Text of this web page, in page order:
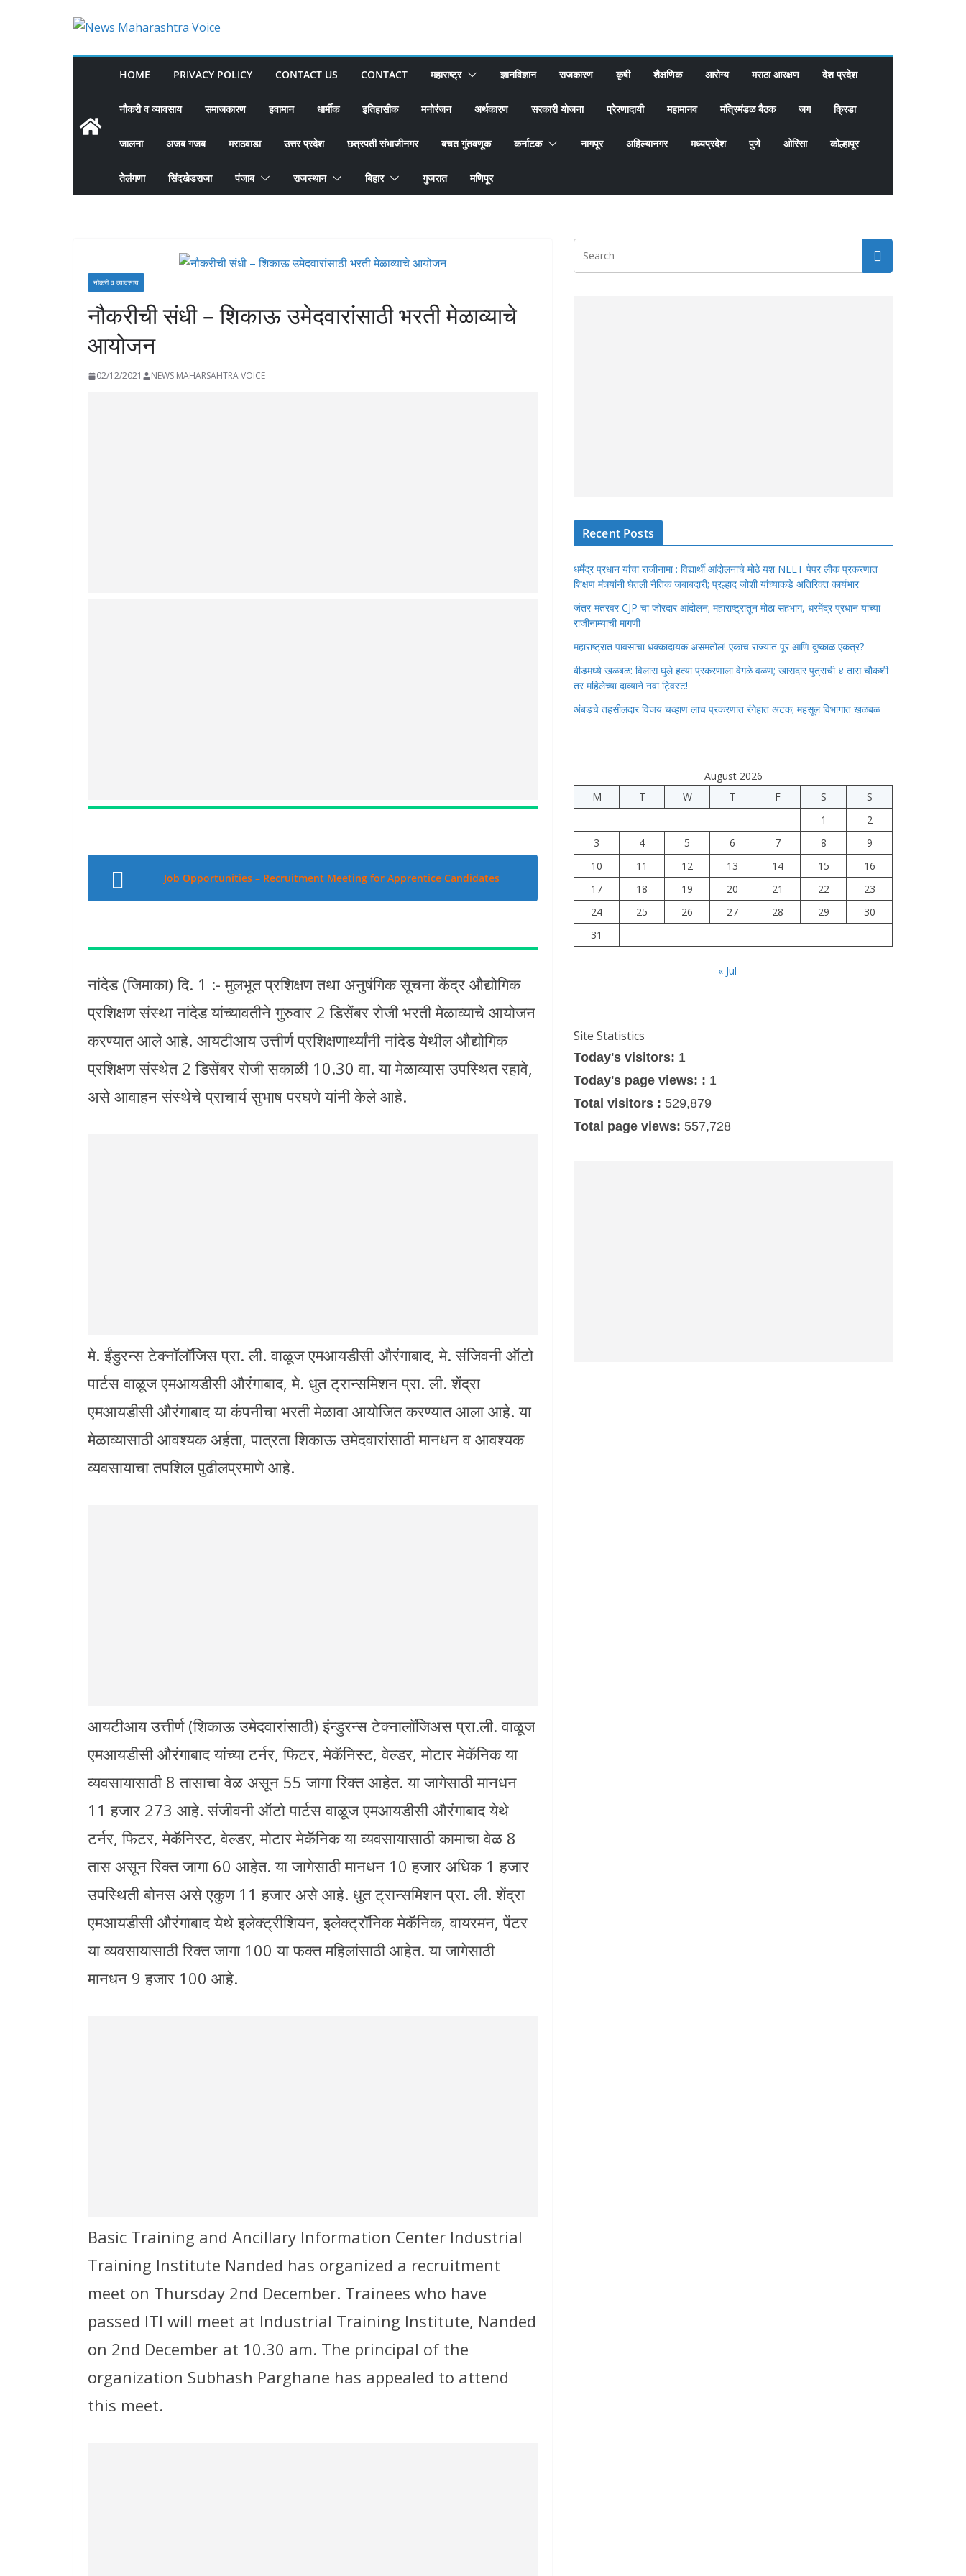
HOME PRIVACY POLICY CONTACT US CONTACT महाराष्ट्र ज्ञानविज्ञान राजकारण कृषी शैक्षणिक आरोग्य मराठा आरक्षण देश प्रदेश
नौकरी व व्यावसाय समाजकारण हवामान धार्मीक इतिहासीक मनोरंजन अर्थकारण सरकारी योजना प्रेरणादायी महामानव मंत्रिमंडळ बैठक जग क्रिडा
जालना अजब गजब मराठवाडा उत्तर प्रदेश छत्रपती संभाजीनगर बचत गुंतवणूक कर्नाटक नागपूर अहिल्यानगर मध्यप्रदेश पुणे ओरिसा कोल्हापूर
तेलंगणा सिंदखेडराजा पंजाब राजस्थान बिहार गुजरात मणिपूर
नौकरी व व्यावसाय
नौकरीची संधी – शिकाऊ उमेदवारांसाठी भरती मेळाव्याचे
आयोजन
02/12/2021 NEWS MAHARSAHTRA VOICE
Job Opportunities – Recruitment Meeting for Apprentice Candidates
नांदेड (जिमाका) दि. 1 :- मुलभूत प्रशिक्षण तथा अनुषंगिक सूचना केंद्र औद्योगिक
प्रशिक्षण संस्था नांदेड यांच्यावतीने गुरुवार 2 डिसेंबर रोजी भरती मेळाव्याचे आयोजन
करण्यात आले आहे. आयटीआय उत्तीर्ण प्रशिक्षणार्थ्यांनी नांदेड येथील औद्योगिक
प्रशिक्षण संस्थेत 2 डिसेंबर रोजी सकाळी 10.30 वा. या मेळाव्यास उपस्थित रहावे,
असे आवाहन संस्थेचे प्राचार्य सुभाष परघणे यांनी केले आहे.
मे. ईंडुरन्स टेक्नॉलॉजिस प्रा. ली. वाळूज एमआयडीसी औरंगाबाद, मे. संजिवनी ऑटो
पार्टस वाळूज एमआयडीसी औरंगाबाद, मे. धुत ट्रान्समिशन प्रा. ली. शेंद्रा
एमआयडीसी औरंगाबाद या कंपनीचा भरती मेळावा आयोजित करण्यात आला आहे. या
मेळाव्यासाठी आवश्यक अर्हता, पात्रता शिकाऊ उमेदवारांसाठी मानधन व आवश्यक
व्यवसायाचा तपशिल पुढीलप्रमाणे आहे.
आयटीआय उत्तीर्ण (शिकाऊ उमेदवारांसाठी) इंन्डुरन्स टेक्नालॉजिअस प्रा.ली. वाळूज
एमआयडीसी औरंगाबाद यांच्या टर्नर, फिटर, मेकॅनिस्ट, वेल्डर, मोटार मेकॅनिक या
व्यवसायासाठी 8 तासाचा वेळ असून 55 जागा रिक्त आहेत. या जागेसाठी मानधन
11 हजार 273 आहे. संजीवनी ऑटो पार्टस वाळूज एमआयडीसी औरंगाबाद येथे
टर्नर, फिटर, मेकॅनिस्ट, वेल्डर, मोटार मेकॅनिक या व्यवसायासाठी कामाचा वेळ 8
तास असून रिक्त जागा 60 आहेत. या जागेसाठी मानधन 10 हजार अधिक 1 हजार
उपस्थिती बोनस असे एकुण 11 हजार असे आहे. धुत ट्रान्समिशन प्रा. ली. शेंद्रा
एमआयडीसी औरंगाबाद येथे इलेक्ट्रीशियन, इलेक्ट्रॉनिक मेकॅनिक, वायरमन, पेंटर
या व्यवसायासाठी रिक्त जागा 100 या फक्त महिलांसाठी आहेत. या जागेसाठी
मानधन 9 हजार 100 आहे.
Basic Training and Ancillary Information Center Industrial
Training Institute Nanded has organized a recruitment
meet on Thursday 2nd December. Trainees who have
passed ITI will meet at Industrial Training Institute, Nanded
on 2nd December at 10.30 am. The principal of the
organization Subhash Parghane has appealed to attend
this meet.
Recent Posts
धर्मेंद्र प्रधान यांचा राजीनामा : विद्यार्थी आंदोलनाचे मोठे यश NEET पेपर लीक प्रकरणात
शिक्षण मंत्र्यांनी घेतली नैतिक जबाबदारी; प्रल्हाद जोशी यांच्याकडे अतिरिक्त कार्यभार
जंतर-मंतरवर CJP चा जोरदार आंदोलन; महाराष्ट्रातून मोठा सहभाग, धरमेंद्र प्रधान यांच्या
राजीनाम्याची मागणी
महाराष्ट्रात पावसाचा धक्कादायक असमतोल! एकाच राज्यात पूर आणि दुष्काळ एकत्र?
बीडमध्ये खळबळ: विलास घुले हत्या प्रकरणाला वेगळे वळण; खासदार पुत्राची ४ तास चौकशी
तर महिलेच्या दाव्याने नवा ट्विस्ट!
अंबडचे तहसीलदार विजय चव्हाण लाच प्रकरणात रंगेहात अटक; महसूल विभागात खळबळ
August 2026
M
T W T F S
S
1
2
3
4 5 6 7 8
9
10
11 12 13 14 15
16
17
18 19 20 21 22
23
24
25 26 27 28 29
30
31
« Jul
Site Statistics
Today's visitors: 1
Today's page views: : 1
Total visitors : 529,879
Total page views: 557,728